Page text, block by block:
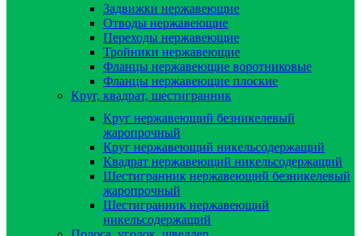
Задвижки нержавеющие
Отводы нержавеющие
Переходы нержавеющие
Тройники нержавеющие
Фланцы нержавеющие воротниковые
Фланцы нержавеющие плоские
Круг, квадрат, шестигранник
Круг нержавеющий безникелевый
жаропрочный
Круг нержавеющий никельсодержащий
Квадрат нержавеющий никельсодержащий
Шестигранник нержавеющий безникелевый
жаропрочный
Шестигранник нержавеющий
никельсодержащий